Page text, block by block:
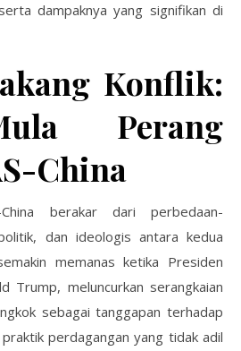
dampaknya yang signifikan di
Konflik:
Perang
China
berakar dari perbedaan-
dan ideologis antara kedua
memanas ketika Presiden
Trump, meluncurkan serangkaian
sebagai tanggapan terhadap
perdagangan yang tidak adil